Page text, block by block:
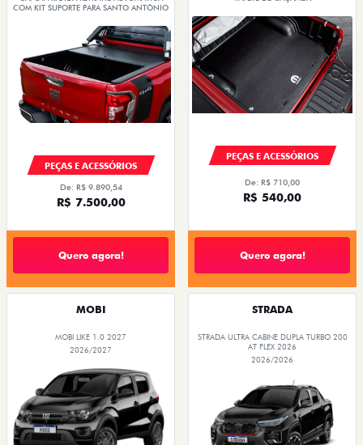
COM KIT SUPORTE PARA SANTO ANTÔNIO
PEÇAS E ACESSÓRIOS
De: R$ 9.890,54
R$ 7.500,00
Quero agora!
PEÇAS E ACESSÓRIOS
De: R$ 710,00
R$ 540,00
Quero agora!
MOBI
MOBI LIKE 1.0 2027
2026/2027
STRADA
STRADA ULTRA CABINE DUPLA TURBO 200
AT FLEX 2026
2026/2026